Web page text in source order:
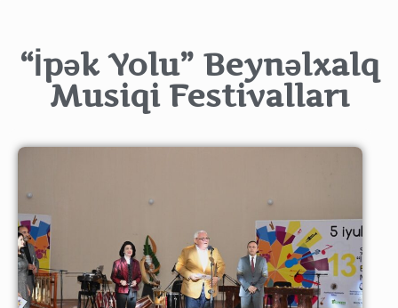
“İpək Yolu” Beynəlxalq
Musiqi Festivalları